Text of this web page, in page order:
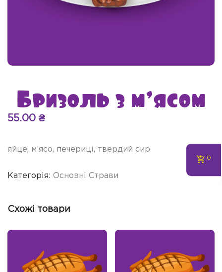
Бризоль з м’ясом
55.00 ₴
яйце, м’ясо, печериці, твердий сир
Категорія: Основні Страви
Схожі товари
0